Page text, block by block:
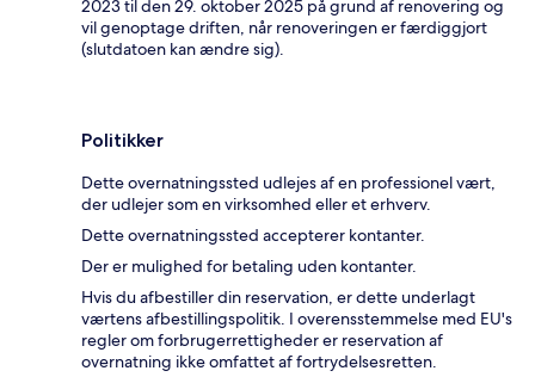
2023 til den 29. oktober 2025 på grund af renovering og
vil genoptage driften, når renoveringen er færdiggjort
(slutdatoen kan ændre sig).
Politikker
Dette overnatningssted udlejes af en professionel vært,
der udlejer som en virksomhed eller et erhverv.
Dette overnatningssted accepterer kontanter.
Der er mulighed for betaling uden kontanter.
Hvis du afbestiller din reservation, er dette underlagt
værtens afbestillingspolitik. I overensstemmelse med EU's
regler om forbrugerrettigheder er reservation af
overnatning ikke omfattet af fortrydelsesretten.